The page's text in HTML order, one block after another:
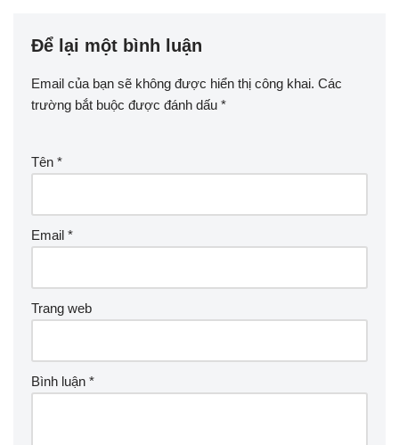
Để lại một bình luận
Email của bạn sẽ không được hiển thị công khai. Các
trường bắt buộc được đánh dấu *
Tên *
Email *
Trang web
Bình luận *